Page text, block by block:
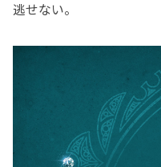
逃せない。